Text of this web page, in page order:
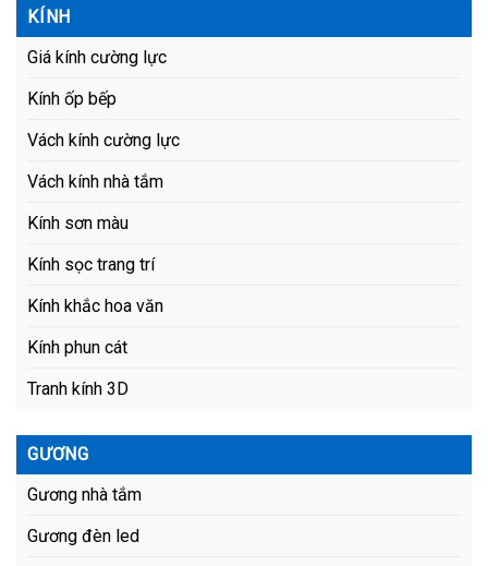
KÍNH
Giá kính cường lực
Kính ốp bếp
Vách kính cường lực
Vách kính nhà tắm
Kính sơn màu
Kính sọc trang trí
Kính khắc hoa văn
Kính phun cát
Tranh kính 3D
GƯƠNG
Gương nhà tắm
Gương đèn led